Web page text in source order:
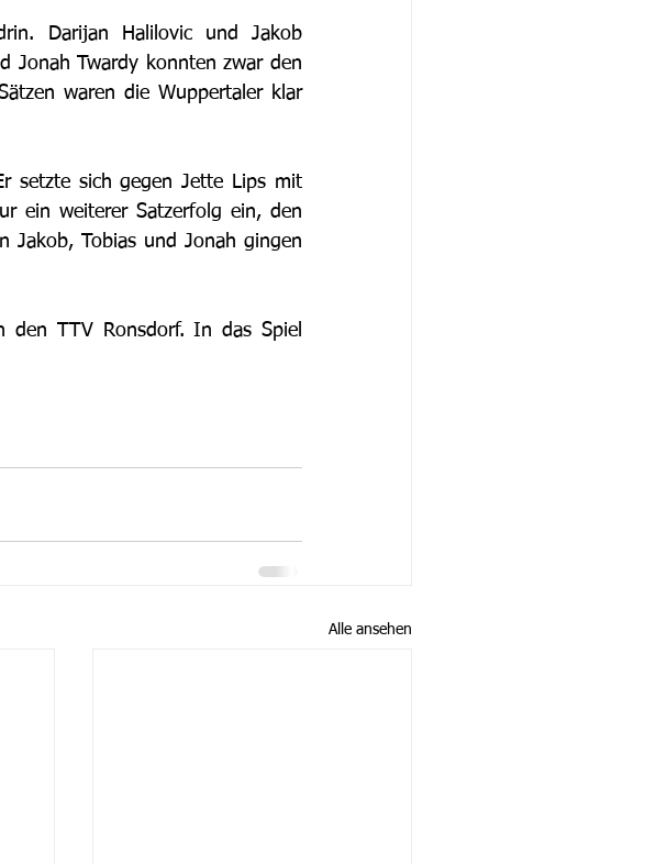
Darijan Halilovic und Jakob
Jonah Twardy konnten zwar den
waren die Wuppertaler klar
setzte sich gegen Jette Lips mit
ein weiterer Satzerfolg ein, den
Jakob, Tobias und Jonah gingen
den TTV Ronsdorf. In das Spiel
Alle ansehen